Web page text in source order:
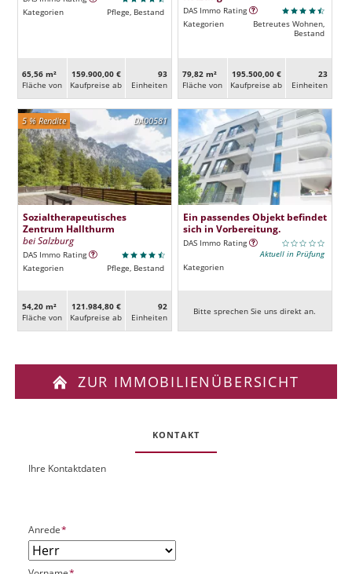
Kategorien
Pflege, Bestand
65,56 m²
Fläche von
159.900,00 €
Kaufpreise ab
93
Ein­heiten
DAS Immo Rating
Kategorien
Betreutes Wohnen,
Bestand
79,82 m²
Fläche von
195.500,00 €
Kaufpreise ab
23
Ein­heiten
DA00581
5 % Rendite
Sozialtherapeutisches
Zentrum Hallthurm
bei Salzburg
DAS Immo Rating
Kategorien
Pflege, Bestand
54,20 m²
Fläche von
121.984,80 €
Kaufpreise ab
92
Ein­heiten
Ein passendes Objekt befindet
sich in Vorbereitung.
DAS Immo Rating
Aktuell in Prüfung
Kategorien
Bitte sprechen Sie uns direkt an.
ZUR IMMOBILIENÜBERSICHT
KONTAKT
O
k
P
UIhre Kontaktdaten
P
f
l
Anrede*